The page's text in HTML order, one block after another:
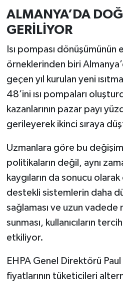
ALMANYA’DA
GERİLİYOR
Isı pompası dönüşümünün
örneklerinden biri
geçen yıl kurulan yeni
48’ini ısı pompaları
kazanlarının pazar payı
gerileyerek ikinci sıraya
Uzmanlara göre bu
politikaların değil, aynı
kaygıların da sonucu
destekli sistemlerin daha
sağlaması ve uzun vadede
sunması, kullanıcıların
etkiliyor.
EHPA Genel Direktörü
fiyatlarının tüketicileri
Politika
Resmi İlan
Rüya Tabirleri
Sağlık
Şaphane
Simav
Spor
Tavşanlı
Türkiye